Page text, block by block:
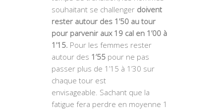
souhaitant se challenger doivent
rester autour des 1’50 au tour
pour parvenir aux 19 cal en 1’00 à
1’15. Pour les femmes rester
autour des 1’55 pour ne pas
passer plus de 1’15 à 1’30 sur
chaque tour est
envisageable. Sachant que la
fatigue fera perdre en moyenne 1